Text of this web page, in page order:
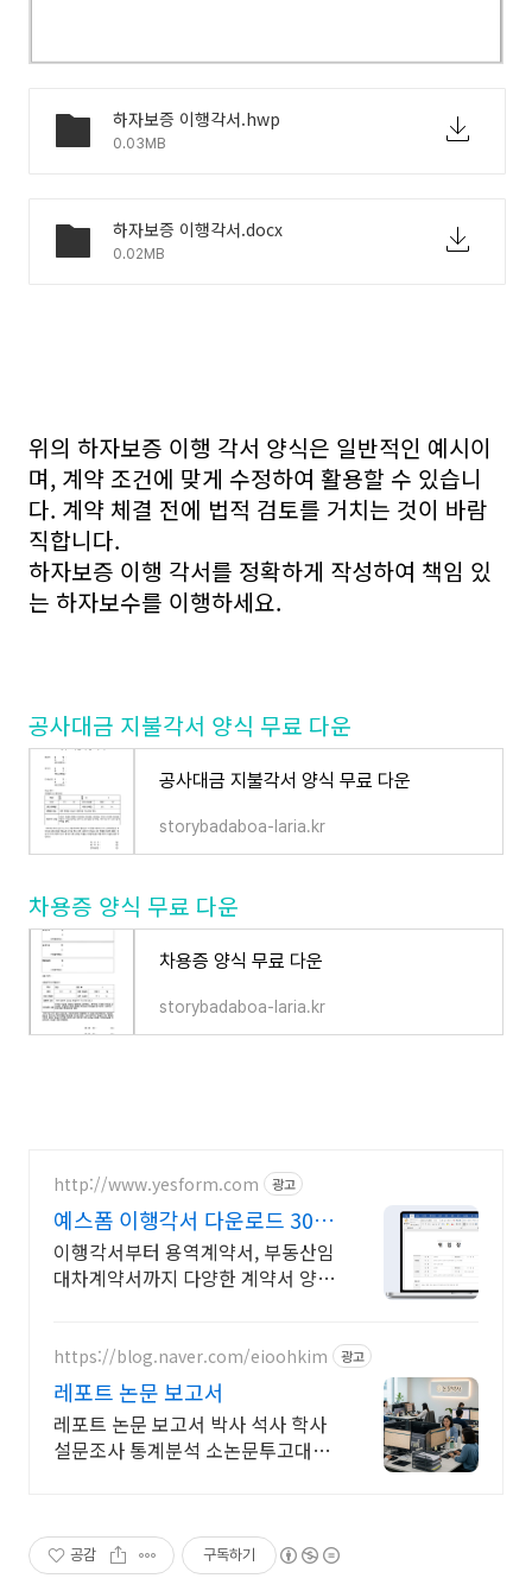
하자보증 이행각서.hwp
0.03MB
하자보증 이행각서.docx
0.02MB
위의 하자보증 이행 각서 양식은 일반적인 예시이
며, 계약 조건에 맞게 수정하여 활용할 수 있습니
다. 계약 체결 전에 법적 검토를 거치는 것이 바람
직합니다.
하자보증 이행 각서를 정확하게 작성하여 책임 있
는 하자보수를 이행하세요.
공사대금 지불각서 양식 무료 다운
공사대금 지불각서 양식 무료 다운
storybadaboa-laria.kr
차용증 양식 무료 다운
차용증 양식 무료 다운
storybadaboa-laria.kr
http://www.yesform.com 광고
예스폼 이행각서 다운로드 30일
간 전자서명 무료제공
이행각서부터 용역계약서, 부동산임
대차계약서까지 다양한 계약서 양식
https://blog.naver.com/eioohkim 광고
레포트 논문 보고서
레포트 논문 보고서 박사 석사 학사
설문조사 통계분석 소논문투고대행
공감 구독하기